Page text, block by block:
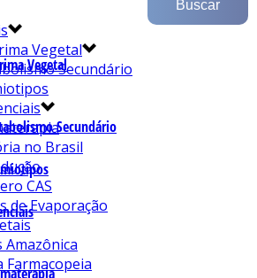
Vegetal
Secundário
Vegetal
Secundário
no Brasil
CAS
de Evaporação
Farmacopeia